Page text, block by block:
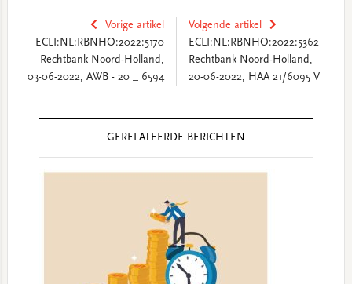
Vorige artikel
ECLI:NL:RBNHO:2022:5170
Rechtbank Noord-Holland,
03-06-2022, AWB - 20 _ 6594
Volgende artikel
ECLI:NL:RBNHO:2022:5362
Rechtbank Noord-Holland,
20-06-2022, HAA 21/6095 V
GERELATEERDE BERICHTEN